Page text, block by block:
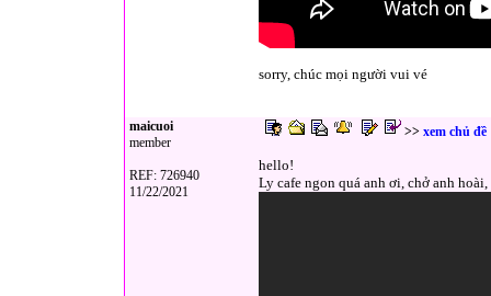
sorry, chúc mọi người vui vé
maicuoi
member
REF: 726940
11/22/2021
>> xem chủ đề
hello!
Ly cafe ngon quá anh ơi, chở anh